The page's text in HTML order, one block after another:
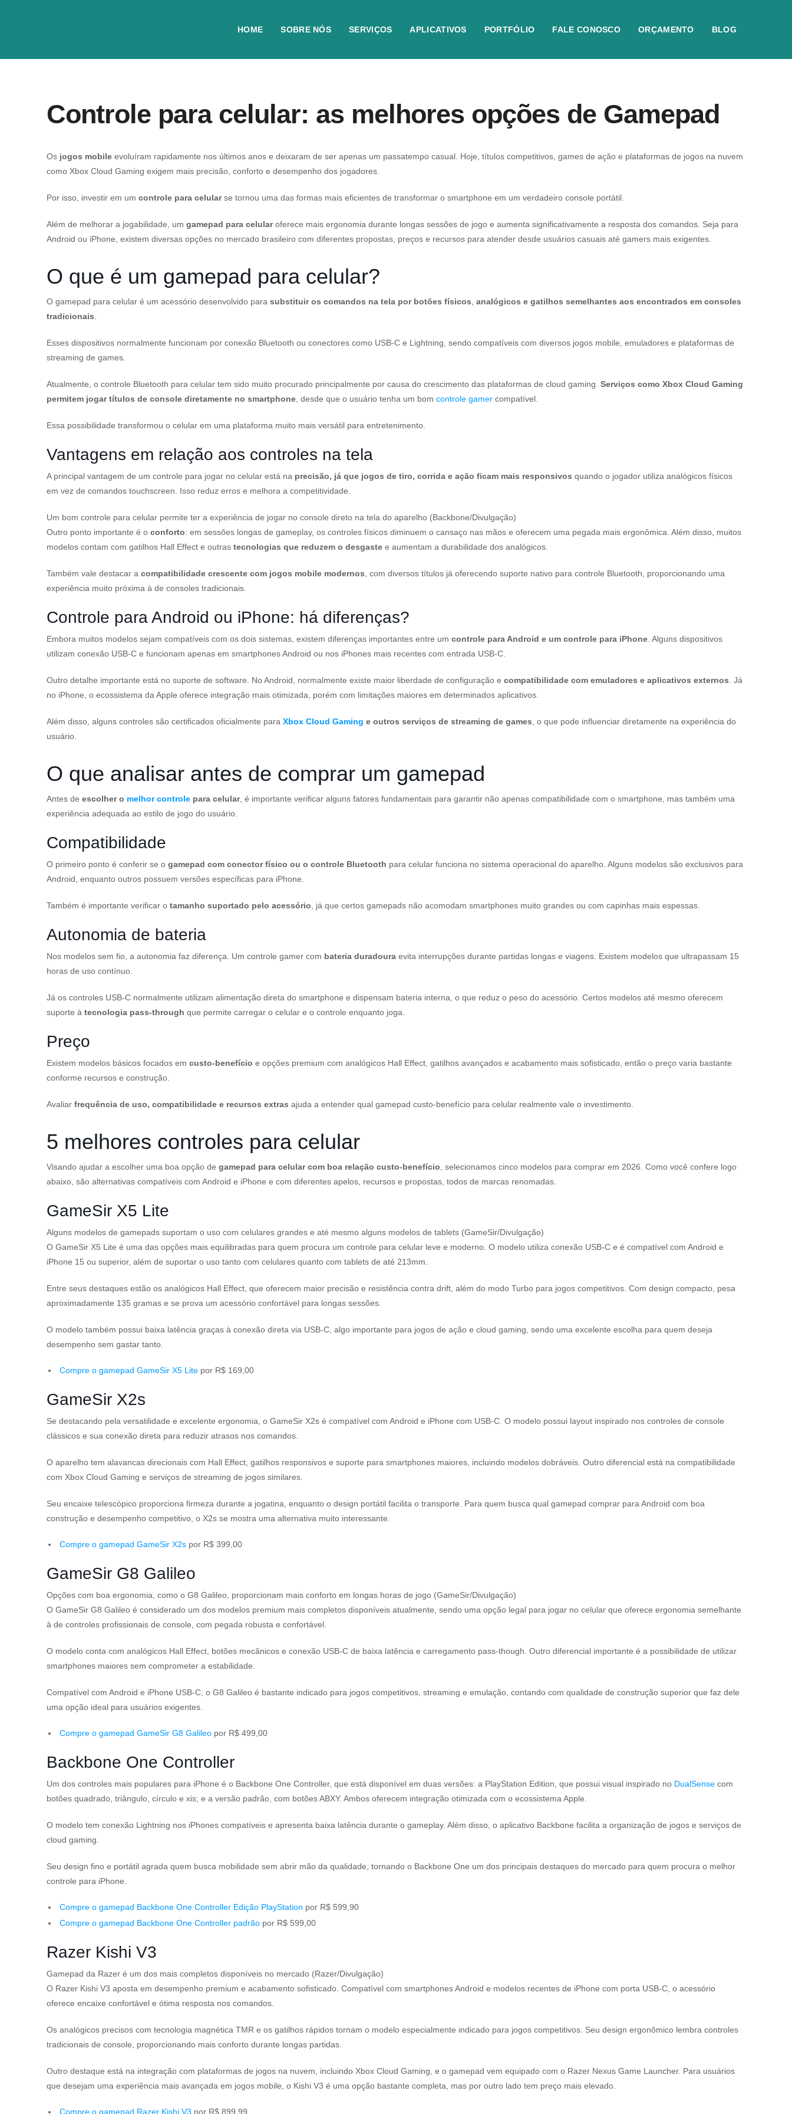
HOME SOBRE NÓS SERVIÇOS APLICATIVOS PORTFÓLIO FALE CONOSCO ORÇAMENTO BLOG
Controle para celular: as melhores opções de Gamepad
Os jogos mobile evoluíram rapidamente nos últimos anos e deixaram de ser apenas um passatempo casual. Hoje, títulos competitivos, games de ação e plataformas de jogos na nuvem
como Xbox Cloud Gaming exigem mais precisão, conforto e desempenho dos jogadores.
Por isso, investir em um controle para celularse tornou uma das formas mais eficientes de transformar o smartphone em um verdadeiro console portátil.
Além de melhorar a jogabilidade, um gamepad para celularoferece mais ergonomia durante longas sessões de jogo e aumenta significativamente a resposta dos comandos. Seja para
Android ou iPhone, existem diversas opções no mercado brasileiro com diferentes propostas, preços e recursos para atender desde usuários casuais até gamers mais exigentes.
O que é um gamepad para celular?
O gamepad para celular é um acessório desenvolvido para substituir os comandos na tela por botões físicos analógicos e gatilhos semelhantes aos encontrados em consoles
tradicionais
Esses dispositivos normalmente funcionam por conexão Bluetooth ou conectores como USB-C e Lightning, sendo compatíveis com diversos jogos mobile, emuladores e plataformas de
streaming de games.
Atualmente, o controle Bluetooth para celular tem sido muito procurado principalmente por causa do crescimento das plataformas de cloud gaming. Serviços como Xbox Cloud Gaming
permitem jogar títulos de console diretamente no smartphone , desde que o usuário tenha um bom controle gamer compatível.
Essa possibilidade transformou o celular em uma plataforma muito mais versátil para entretenimento.
Vantagens em relação aos controles na tela
A principal vantagem de um controle para jogar no celular está na precisão, já que jogos de tiro, corrida e ação ficam mais responsivos quando o jogador utiliza analógicos físicos
em vez de comandos touchscreen. Isso reduz erros e melhora a competitividade.
Um bom controle para celular permite ter a experiência de jogar no console direto na tela do aparelho (Backbone/Divulgação)
Outro ponto importante é o conforto: em sessões longas de gameplay, os controles físicos diminuem o cansaço nas mãos e oferecem uma pegada mais ergonômica. Além disso, muitos
modelos contam com gatilhos Hall Effect e outras tecnologias que reduzem o desgaste e aumentam a durabilidade dos analógicos.
Também vale destacar a compatibilidade crescente com jogos mobile modernos , com diversos títulos já oferecendo suporte nativo para controle Bluetooth, proporcionando uma
experiência muito próxima à de consoles tradicionais.
Controle para Android ou iPhone: há diferenças?
Embora muitos modelos sejam compatíveis com os dois sistemas, existem diferenças importantes entre um controle para Android e um controle para iPhone . Alguns dispositivos
utilizam conexão USB-C e funcionam apenas em smartphones Android ou nos iPhones mais recentes com entrada USB-C.
Outro detalhe importante está no suporte de software. No Android, normalmente existe maior liberdade de configuração e compatibilidade com emuladores e aplicativos externos . Já
no iPhone, o ecossistema da Apple oferece integração mais otimizada, porém com limitações maiores em determinados aplicativos.
Além disso, alguns controles são certificados oficialmente para Xbox Cloud Gaming e outros serviços de streaming de games , o que pode influenciar diretamente na experiência do
usuário.
O que analisar antes de comprar um gamepad
Antes de escolher o melhor controle para celular, é importante verificar alguns fatores fundamentais para garantir não apenas compatibilidade com o smartphone, mas também uma
experiência adequada ao estilo de jogo do usuário.
Compatibilidade
O primeiro ponto é conferir se o gamepad com conector físico ou o controle Bluetooth para celular funciona no sistema operacional do aparelho. Alguns modelos são exclusivos para
Android, enquanto outros possuem versões específicas para iPhone.
Também é importante verificar o tamanho suportado pelo acessório , já que certos gamepads não acomodam smartphones muito grandes ou com capinhas mais espessas.
Autonomia de bateria
Nos modelos sem fio, a autonomia faz diferença. Um controle gamer com bateria duradoura evita interrupções durante partidas longas e viagens. Existem modelos que ultrapassam 15
horas de uso contínuo.
Já os controles USB-C normalmente utilizam alimentação direta do smartphone e dispensam bateria interna, o que reduz o peso do acessório. Certos modelos até mesmo oferecem
suporte à tecnologia pass-through que permite carregar o celular e o controle enquanto joga.
Preço
Existem modelos básicos focados em custo-benefício e opções premium com analógicos Hall Effect, gatilhos avançados e acabamento mais sofisticado, então o preço varia bastante
conforme recursos e construção.
Avaliar frequência de uso, compatibilidade e recursos extras ajuda a entender qual gamepad custo-benefício para celular realmente vale o investimento.
5 melhores controles para celular
Visando ajudar a escolher uma boa opção de gamepad para celular com boa relação custo-benefício , selecionamos cinco modelos para comprar em 2026. Como você confere logo
abaixo, são alternativas compatíveis com Android e iPhone e com diferentes apelos, recursos e propostas, todos de marcas renomadas.
GameSir X5 Lite
Alguns modelos de gamepads suportam o uso com celulares grandes e até mesmo alguns modelos de tablets (GameSir/Divulgação)
O GameSir X5 Lite é uma das opções mais equilibradas para quem procura um controle para celular leve e moderno. O modelo utiliza conexão USB-C e é compatível com Android e
iPhone 15 ou superior, além de suportar o uso tanto com celulares quanto com tablets de até 213mm.
Entre seus destaques estão os analógicos Hall Effect, que oferecem maior precisão e resistência contra drift, além do modo Turbo para jogos competitivos. Com design compacto, pesa
aproximadamente 135 gramas e se prova um acessório confortável para longas sessões.
O modelo também possui baixa latência graças à conexão direta via USB-C, algo importante para jogos de ação e cloud gaming, sendo uma excelente escolha para quem deseja
desempenho sem gastar tanto.
Compre o gamepad GameSir X5 Lite por R$ 169,00
GameSir X2s
Se destacando pela versatilidade e excelente ergonomia, o GameSir X2s é compatível com Android e iPhone com USB-C. O modelo possui layout inspirado nos controles de console
clássicos e sua conexão direta para reduzir atrasos nos comandos.
O aparelho tem alavancas direcionais com Hall Effect, gatilhos responsivos e suporte para smartphones maiores, incluindo modelos dobráveis. Outro diferencial está na compatibilidade
com Xbox Cloud Gaming e serviços de streaming de jogos similares.
Seu encaixe telescópico proporciona firmeza durante a jogatina, enquanto o design portátil facilita o transporte. Para quem busca qual gamepad comprar para Android com boa
construção e desempenho competitivo, o X2s se mostra uma alternativa muito interessante.
Compre o gamepad GameSir X2s por R$ 399,00
GameSir G8 Galileo
Opções com boa ergonomia, como o G8 Galileo, proporcionam mais conforto em longas horas de jogo (GameSir/Divulgação)
O GameSir G8 Galileo é considerado um dos modelos premium mais completos disponíveis atualmente, sendo uma opção legal para jogar no celular que oferece ergonomia semelhante
à de controles profissionais de console, com pegada robusta e confortável.
O modelo conta com analógicos Hall Effect, botões mecânicos e conexão USB-C de baixa latência e carregamento pass-though. Outro diferencial importante é a possibilidade de utilizar
smartphones maiores sem comprometer a estabilidade.
Compatível com Android e iPhone USB-C, o G8 Galileo é bastante indicado para jogos competitivos, streaming e emulação, contando com qualidade de construção superior que faz dele
uma opção ideal para usuários exigentes.
Compre o gamepad GameSir G8 Galileo por R$ 499,00
Backbone One Controller
Um dos controles mais populares para iPhone é o Backbone One Controller, que está disponível em duas versões: a PlayStation Edition, que possui visual inspirado no DualSense com
botões quadrado, triângulo, círculo e xis; e a versão padrão, com botões ABXY. Ambos oferecem integração otimizada com o ecossistema Apple.
O modelo tem conexão Lightning nos iPhones compatíveis e apresenta baixa latência durante o gameplay. Além disso, o aplicativo Backbone facilita a organização de jogos e serviços de
cloud gaming.
Seu design fino e portátil agrada quem busca mobilidade sem abrir mão da qualidade, tornando o Backbone One um dos principais destaques do mercado para quem procura o melhor
controle para iPhone.
Compre o gamepad Backbone One Controller Edição PlayStation por R$ 599,90
Compre o gamepad Backbone One Controller padrão por R$ 599,00
Razer Kishi V3
Gamepad da Razer é um dos mais completos disponíveis no mercado (Razer/Divulgação)
O Razer Kishi V3 aposta em desempenho premium e acabamento sofisticado. Compatível com smartphones Android e modelos recentes de iPhone com porta USB-C, o acessório
oferece encaixe confortável e ótima resposta nos comandos.
Os analógicos precisos com tecnologia magnética TMR e os gatilhos rápidos tornam o modelo especialmente indicado para jogos competitivos. Seu design ergonômico lembra controles
tradicionais de console, proporcionando mais conforto durante longas partidas.
Outro destaque está na integração com plataformas de jogos na nuvem, incluindo Xbox Cloud Gaming, e o gamepad vem equipado com o Razer Nexus Game Launcher. Para usuários
que desejam uma experiência mais avançada em jogos mobile, o Kishi V3 é uma opção bastante completa, mas por outro lado tem preço mais elevado.
Compre o gamepad Razer Kishi V3 por R$ 899,99